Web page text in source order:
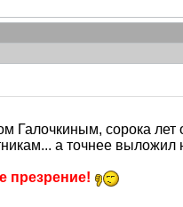
Галочкиным, сорока
а точнее
презрение!